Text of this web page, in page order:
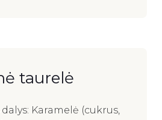
taurelė
Karamelė (cukrus,